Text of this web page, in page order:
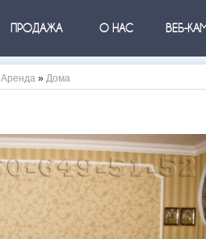
ПРОДАЖА О НАС ВЕБ-
Аренда » Дома